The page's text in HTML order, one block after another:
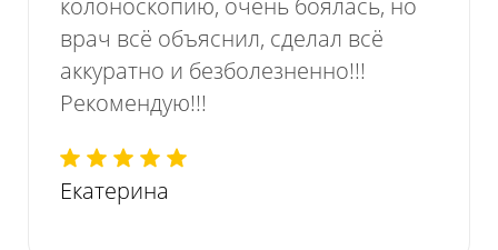
колоноскопию, очень боялась, но
врач всё объяснил, сделал всё
аккуратно и безболезненно!!!
Рекомендую!!!
Екатерина